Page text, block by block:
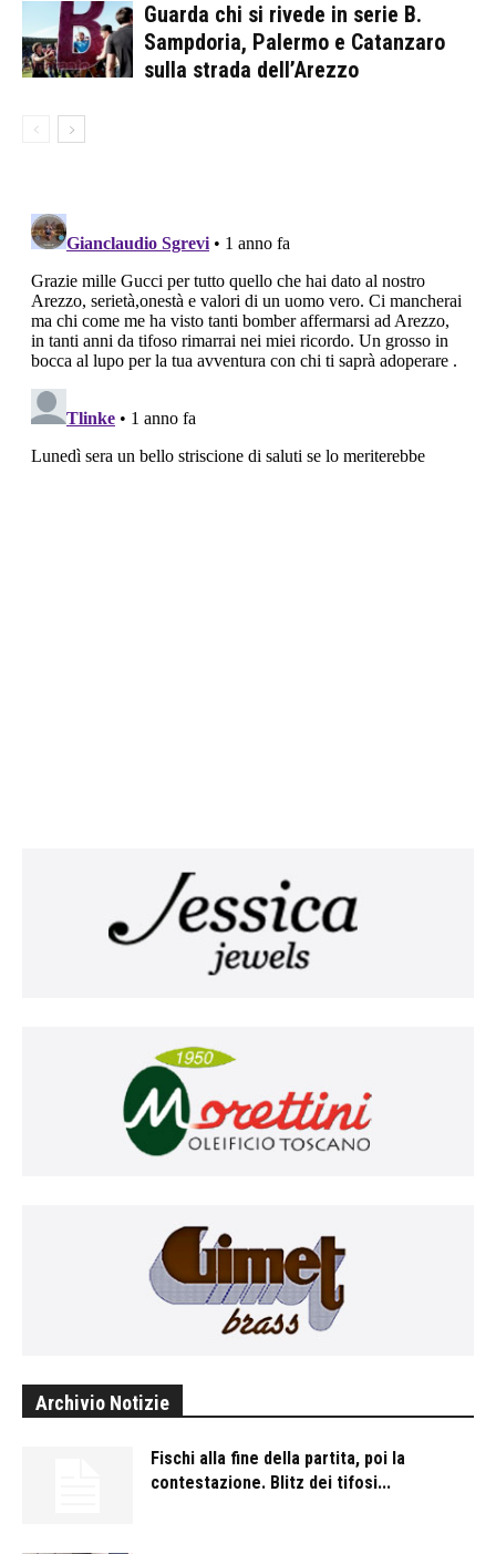
Guarda chi si rivede in serie B.
Sampdoria, Palermo e Catanzaro
sulla strada dell’Arezzo
Archivio Notizie
Fischi alla fine della partita, poi la
contestazione. Blitz dei tifosi...